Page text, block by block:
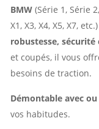
BMW (Série 1, Série
X1, X3, X4, X5, X7,
robustesse,
et coupés, il vous
besoins de traction.
Démontable avec
vos habitudes.